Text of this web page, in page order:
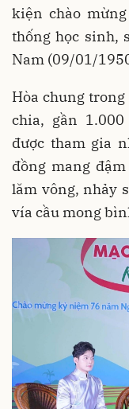
kiện chào
thống học sinh,
Nam (09/01/
Hòa chung
chia, gần
được tham gia
đồng mang
lăm vông, nhảy
vía cầu mong